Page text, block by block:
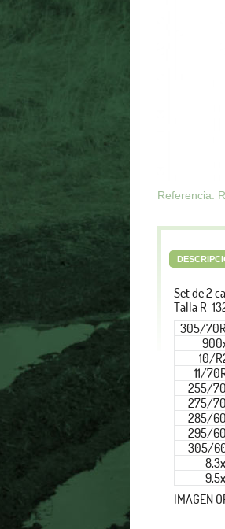
Referencia:
Set de 2
Talla R-
305/
10/
11/
255/
275/
285/
295/
305/
IMAGEN